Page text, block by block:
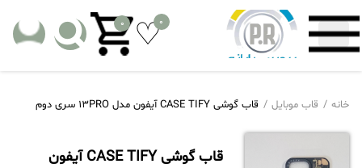
0
0
خانه قاب موبایل قاب گوشی CASE TIFY آیفون مدل 13PRO سری دوم
قاب گوشی CASE TIFY آیفون